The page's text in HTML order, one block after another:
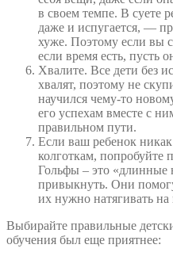
в своем темпе. В суете
даже и испугается, —
хуже. Поэтому если вы
если время есть, пусть
Хвалите. Все дети без
хвалят, поэтому не
научился чему-то
его успехам вместе с
правильном пути.
Если ваш ребенок
колготкам, попробуйте
Гольфы – это «длинные
привыкнуть. Они
их нужно натягивать на
Выбирайте правильные
обучения был еще приятнее: